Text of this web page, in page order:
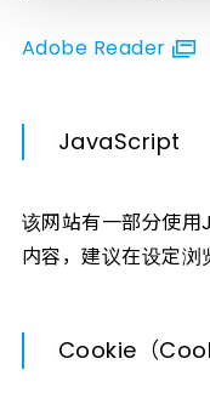
Adobe Reader
JavaScript
该网站有一部分使
内容，建议在设定
Cookie（